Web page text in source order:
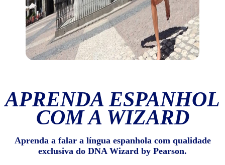
APRENDA ESPANHOL
COM A WIZARD
Aprenda a falar a língua espanhola com qualidade
exclusiva do DNA Wizard by Pearson.